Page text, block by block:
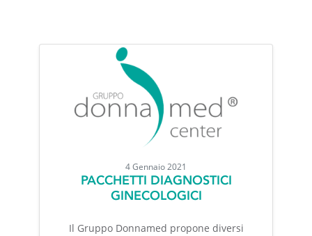
4 Gennaio 2021
PACCHETTI DIAGNOSTICI
GINECOLOGICI
Il Gruppo Donnamed propone diversi